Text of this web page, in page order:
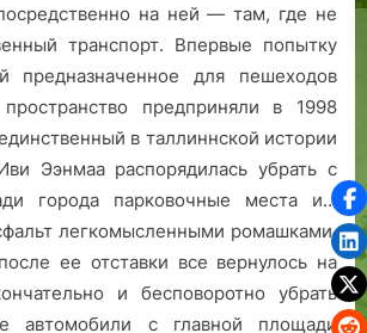
на ней — там, где не
транспорт. Впервые попытку
предназначенное для пешеходов
предприняли в 1998
в таллиннской истории
Ээнмаа распорядилась убрать с
города парковочные места и…
легкомысленными ромашками.
ее отставки все вернулось на
и бесповоротно убрать
автомобили с главной площади